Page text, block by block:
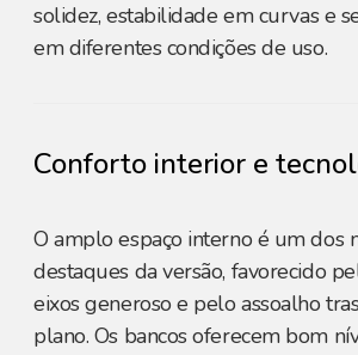
solidez, estabilidade em curvas e
em diferentes condições de uso.
Conforto interior e
O amplo espaço interno é um dos
destaques da versão, favorecido
eixos generoso e pelo assoalho
plano. Os bancos oferecem bom